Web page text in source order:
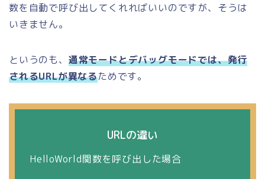
数を自動で呼び出してくれればいいのですが、そうは
いきません。
というのも、 通常モードとデバッグモードでは、発行
されるURLが異なるためです。
URLの違い
HelloWorld関数を呼び出した場合